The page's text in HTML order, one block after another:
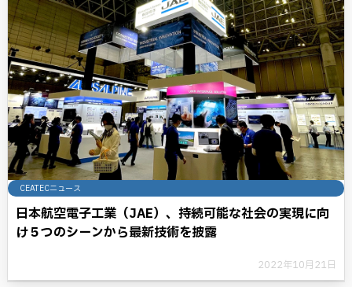
CEATECニュース
日本航空電子工業（JAE）、持続可能な社会の実現に向
け５つのシーンから最新技術を披露
2022年10月21日